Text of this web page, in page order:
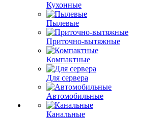
Кухонные
Пылевые
Приточно-вытяжные
Компактные
Для сервера
Автомобильные
Канальные